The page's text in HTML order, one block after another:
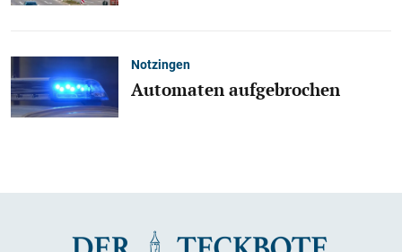
Notzingen
Automaten aufgebrochen